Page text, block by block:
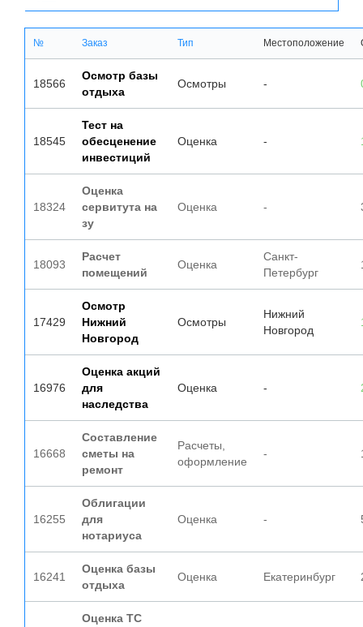
№ Заказ Тип Местоположение
18566
Осмотр базы
отдыха
Осмотры -
18545
Тест на
обесценение
инвестиций
Оценка -
18324
Оценка
сервитута на
зу
Оценка -
18093
Расчет
помещений
Оценка
Санкт-
Петербург
17429
Осмотр
Нижний
Новгород
Осмотры
Нижний
Новгород
16976
Оценка акций
для
наследства
Оценка -
16668
Составление
сметы на
ремонт
Расчеты,
оформление
-
16255
Облигации
для
нотариуса
Оценка -
16241
Оценка базы
отдыха
Оценка Екатеринбург
Оценка ТС